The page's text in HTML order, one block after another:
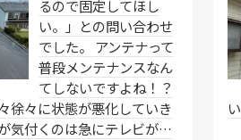
るので固定してほし
い。」との問い合わせ
でした。 アンテナって
普段メンテナンスなん
てしないですよね！？
徐々に状態が悪化していき
気付くのは急にテレビが…